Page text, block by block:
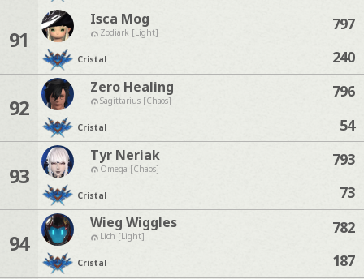
91
Isca Mog
Zodiark [Light]
Cristal
797
240
92
Zero Healing
Sagittarius [Chaos]
Cristal
796
54
93
Tyr Neriak
Omega [Chaos]
Cristal
793
73
94
Wieg Wiggles
Lich [Light]
Cristal
782
187